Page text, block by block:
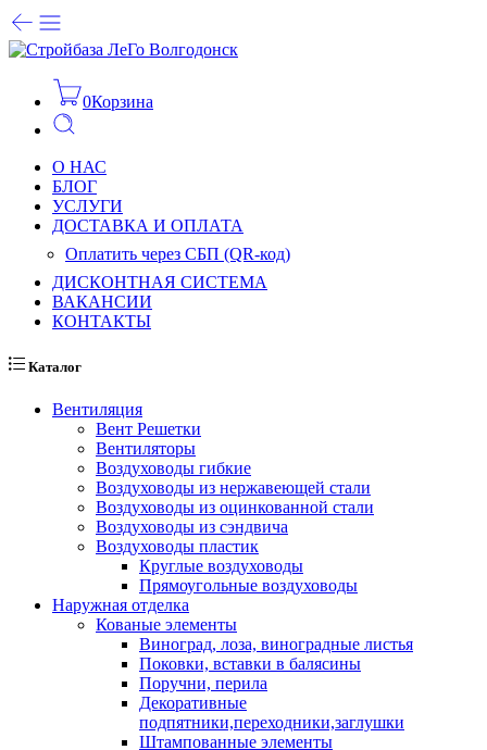
0Корзина
О НАС
БЛОГ
УСЛУГИ
ДОСТАВКА И ОПЛАТА
Оплатить через СБП (QR-код)
ДИСКОНТНАЯ СИСТЕМА
ВАКАНСИИ
КОНТАКТЫ
Каталог
Вентиляция
Вент Решетки
Вентиляторы
Воздуховоды гибкие
Воздуховоды из нержавеющей стали
Воздуховоды из оцинкованной стали
Воздуховоды из сэндвича
Воздуховоды пластик
Круглые воздуховоды
Прямоугольные воздуховоды
Наружная отделка
Кованые элементы
Виноград, лоза, виноградные листья
Поковки, вставки в балясины
Поручни, перила
Декоративные
подпятники,переходники,заглушки
Штампованные элементы